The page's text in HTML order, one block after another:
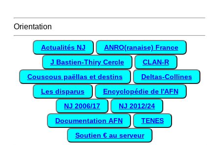
Orientation
Actualités NJ
ANRO(ranaise) France
J Bastien-Thiry Cercle
CLAN-R
Couscous paëllas et destins
Deltas-Collines
Les disparus
Encyclopédie de l'AFN
NJ 2006/17
NJ 2012/24
Documentation AFN
TENES
Soutien € au serveur